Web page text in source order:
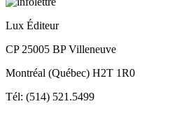
Lux Éditeur
CP 25005 BP Villeneuve
Montréal (Québec) H2T 1R0
Tél: (514) 521.5499